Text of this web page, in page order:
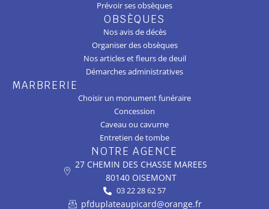
Prévoir ses obsèques
OBSÈQUES
Nos avis de décès
Organiser des obsèques
Nos articles et fleurs de deuil
Démarches administratives
MARBRERIE
Choisir un monument funéraire
Concession
Caveau ou cavurne
Entretien de tombe
NOTRE AGENCE
27 CHEMIN DES CHASSE MAREES
80140 OISEMONT
03 22 28 62 57
pfduplateaupicard@orange.fr